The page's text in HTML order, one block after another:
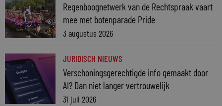
Regenboognetwerk van de Rechtspraak vaart
mee met botenparade Pride
3 augustus 2026
JURIDISCH NIEUWS
Verschoningsgerechtigde info gemaakt door
AI? Dan niet langer vertrouwelijk
31 juli 2026